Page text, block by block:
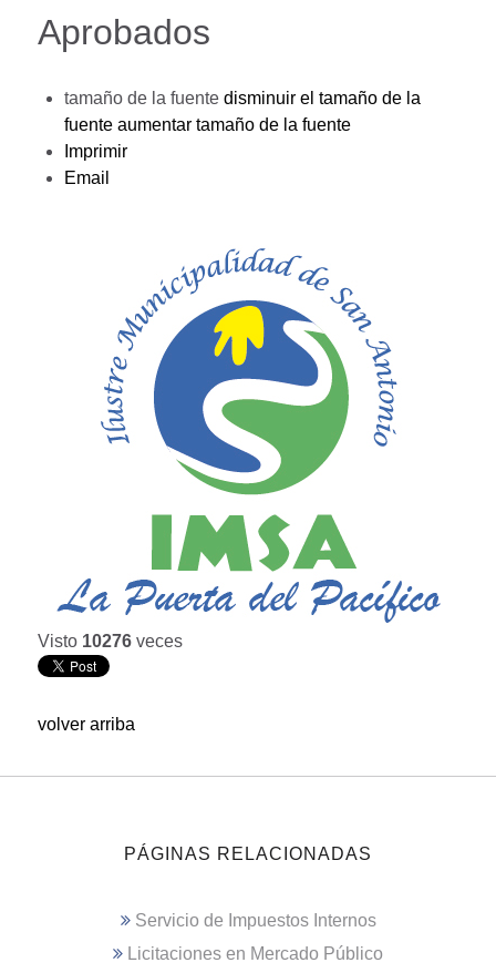
Aprobados
tamaño de la fuente disminuir el tamaño de la
fuente aumentar tamaño de la fuente
Imprimir
Email
Visto 10276 veces
volver arriba
PÁGINAS RELACIONADAS
Servicio de Impuestos Internos
Licitaciones en Mercado Público